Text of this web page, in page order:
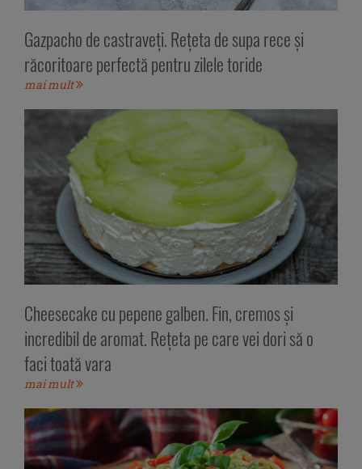
Gazpacho de castraveți. Rețeta de supa rece și
răcoritoare perfectă pentru zilele toride
mai mult
Cheesecake cu pepene galben. Fin, cremos și
incredibil de aromat. Rețeta pe care vei dori să o
faci toată vara
mai mult